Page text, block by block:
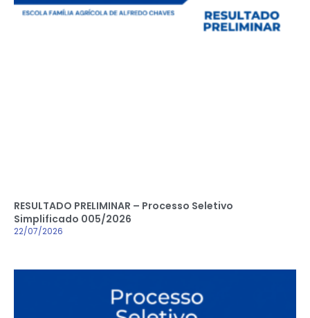
RESULTADO PRELIMINAR – Processo Seletivo
Simplificado 005/2026
22/07/2026